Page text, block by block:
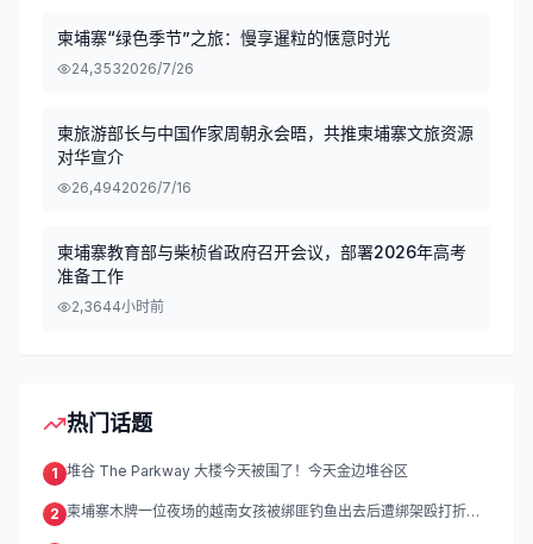
柬埔寨“绿色季节”之旅：慢享暹粒的惬意时光
24,3532026/7/26
柬旅游部长与中国作家周朝永会晤，共推柬埔寨文旅资源
对华宣介
26,4942026/7/16
柬埔寨教育部与柴桢省政府召开会议，部署2026年高考
准备工作
2,3644小时前
热门话题
1 堆谷 The Parkway 大楼今天被围了！今天金边堆谷区
2 柬埔寨木牌一位夜场的越南女孩被绑匪钓鱼出去后遭绑架殴打折